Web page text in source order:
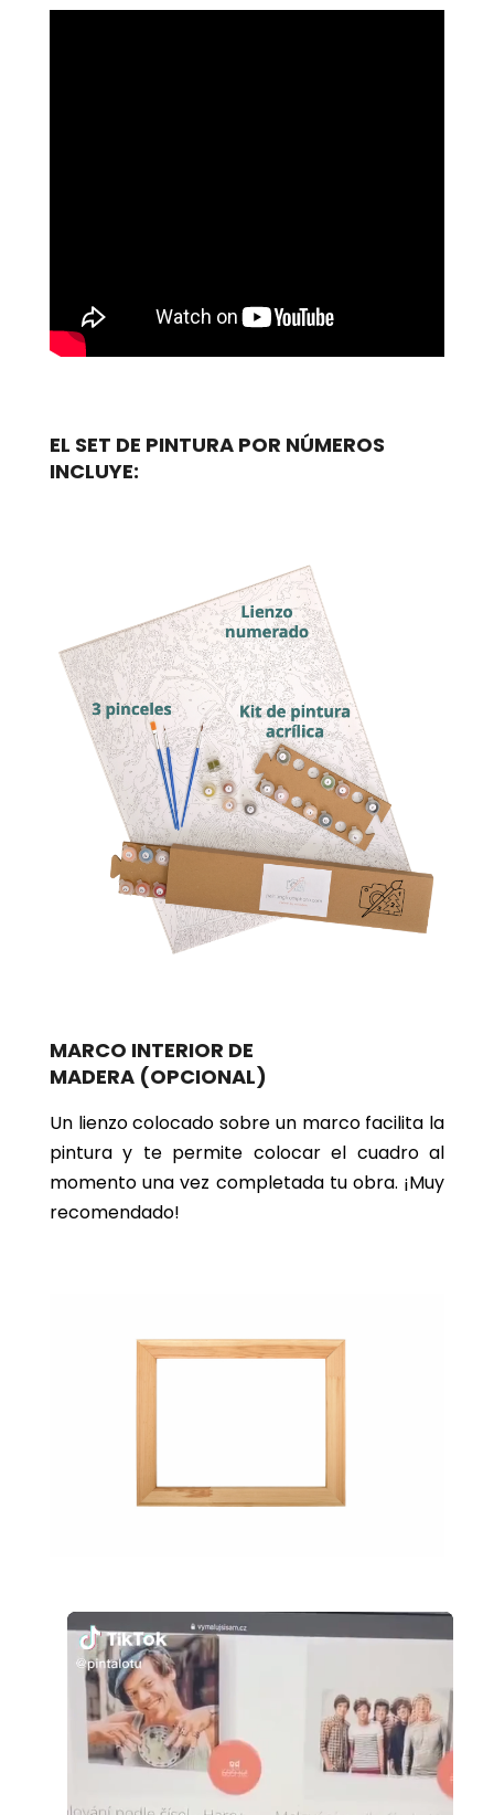
EL SET DE PINTURA POR NÚMEROS
INCLUYE:
MARCO INTERIOR DE
MADERA (OPCIONAL)
Un lienzo colocado sobre un marco facilita la
pintura y te permite colocar el cuadro al
momento una vez completada tu obra. ¡Muy
recomendado!